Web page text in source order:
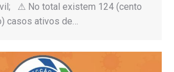
⚠ No total existem 124 (cento
casos ativos de…